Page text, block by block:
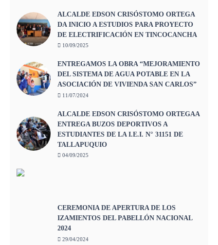
ALCALDE EDSON CRISÓSTOMO ORTEGA
DA INICIO A ESTUDIOS PARA PROYECTO
DE ELECTRIFICACIÓN EN TINCOCANCHA
10/09/2025
ENTREGAMOS LA OBRA “MEJORAMIENTO
DEL SISTEMA DE AGUA POTABLE EN LA
ASOCIACIÓN DE VIVIENDA SAN CARLOS”
11/07/2024
ALCALDE EDSON CRISÓSTOMO ORTEGAA
ENTREGA BUZOS DEPORTIVOS A
ESTUDIANTES DE LA I.E.I. N° 31151 DE
TALLAPUQUIO
04/09/2025
CEREMONIA DE APERTURA DE LOS
IZAMIENTOS DEL PABELLÓN NACIONAL
2024
29/04/2024